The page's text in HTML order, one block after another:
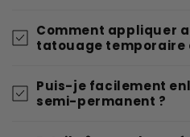
Comment appliquer
tatouage temporaire
Puis-je facilement
semi-permanent ?